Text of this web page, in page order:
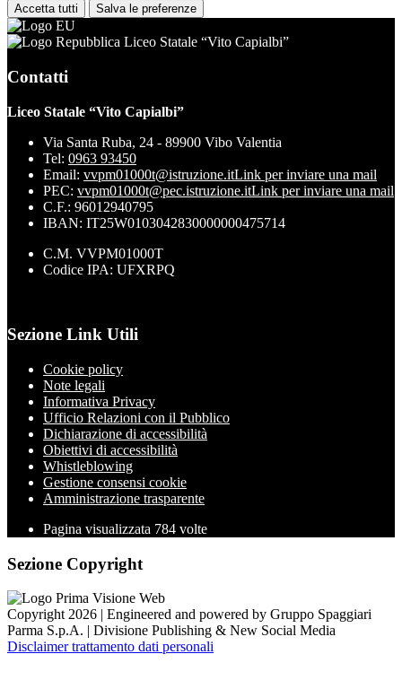
Accetta tutti Salva le preferenze
Liceo Statale “Vito Capialbi”
Contatti
Liceo Statale “Vito Capialbi”
Via Santa Ruba, 24 - 89900 Vibo Valentia
Tel: 0963 93450
Email: vvpm01000t@istruzione.itLink per inviare una mail
PEC: vvpm01000t@pec.istruzione.itLink per inviare una mail
C.F.: 96012940795
IBAN: IT25W0103042830000000475714
C.M. VVPM01000T
Codice IPA: UFXRPQ
Sezione Link Utili
Cookie policy
Note legali
Informativa Privacy
Ufficio Relazioni con il Pubblico
Dichiarazione di accessibilità
Obiettivi di accessibilità
Whistleblowing
Gestione consensi cookie
Amministrazione trasparente
Pagina visualizzata 784 volte
Sezione Copyright
Copyright 2026 | Engineered and powered by Gruppo Spaggiari
Parma S.p.A. | Divisione Publishing & New Social Media
Disclaimer trattamento dati personali